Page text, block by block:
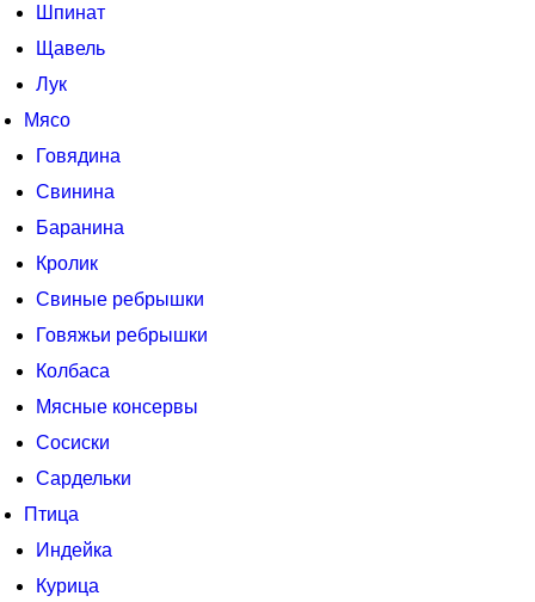
Шпинат
Щавель
Лук
Мясо
Говядина
Свинина
Баранина
Кролик
Свиные ребрышки
Говяжьи ребрышки
Колбаса
Мясные консервы
Сосиски
Сардельки
Птица
Индейка
Курица